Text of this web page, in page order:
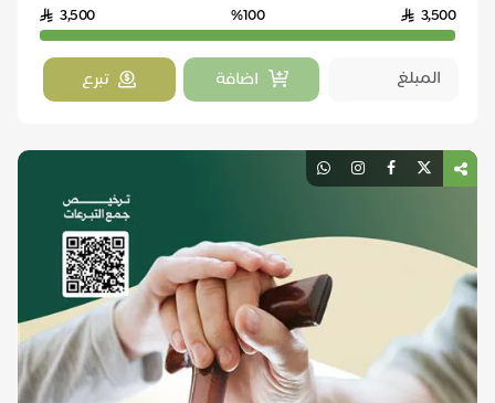
3,500
%100
3,500
اضافة تبرع